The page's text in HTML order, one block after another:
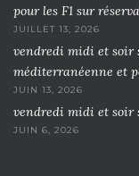
pour les F1 sur
JUILLET 13, 2026
vendredi midi et soir
méditerranéenne et
JUIN 13, 2026
vendredi midi et soir
JUIN 6, 2026